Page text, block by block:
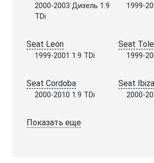
2000-2003 Дизель 1.9
TDi
1999-
Seat Leon
1999-2001 1.9 TDi
Seat
1999-
Seat Cordoba
2000-2010 1.9 TDi
Seat Ibiza
2000-
Показать еще